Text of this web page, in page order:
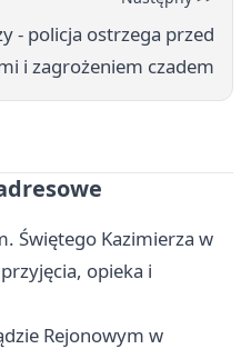
- policja ostrzega przed
i zagrożeniem czadem
Świętego Kazimierza w
opieka i
Rejonowym w